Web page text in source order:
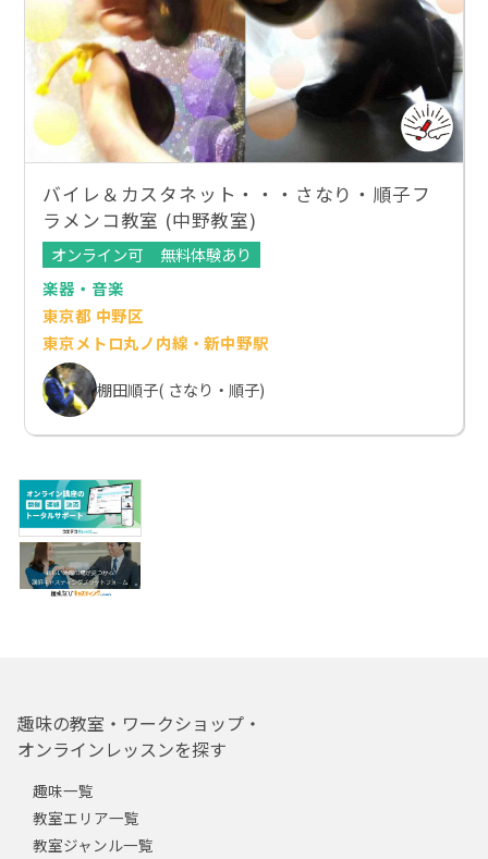
バイレ＆カスタネット・・・さなり・順子フ
ラメンコ教室 (中野教室)
オンライン可
無料体験あり
楽器・音楽
東京都 中野区
東京メトロ丸ノ内線・新中野駅
棚田順子( さなり・順子)
趣味の教室・ワークショップ・
オンラインレッスンを探す
趣味一覧
教室エリア一覧
教室ジャンル一覧